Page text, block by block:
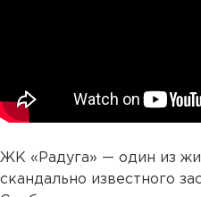
ЖК «Радуга» — один из
скандально известного